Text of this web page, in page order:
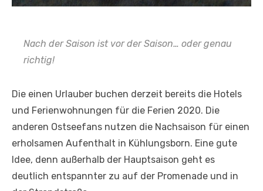
Nach der Saison ist vor der Saison… oder genau
richtig!
Die einen Urlauber buchen derzeit bereits die Hotels
und Ferienwohnungen für die Ferien 2020. Die
anderen Ostseefans nutzen die Nachsaison für einen
erholsamen Aufenthalt in Kühlungsborn. Eine gute
Idee, denn außerhalb der Hauptsaison geht es
deutlich entspannter zu auf der Promenade und in